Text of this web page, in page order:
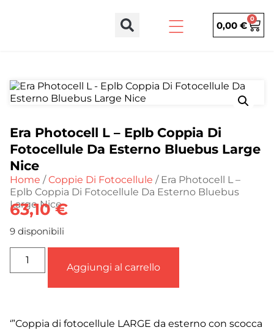
0,00 €
0
Era Photocell L – Eplb Coppia Di
Fotocellule Da Esterno Bluebus Large
Nice
Home /Coppie Di Fotocellule / Era Photocell L –
Eplb Coppia Di Fotocellule Da Esterno Bluebus
Large Nice
63,10€
9 disponibili
Aggiungi al carrello
‘”Coppia di fotocellule LARGE da esterno con scocca